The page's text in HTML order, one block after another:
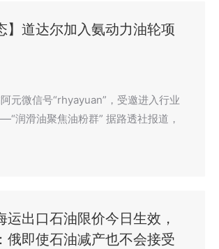
】道达尔加入氨动力油轮项
元微信号“rhyayuan”，受邀进入行业
润滑油聚焦油粉群” 据路透社报道，
运出口石油限价今日生效，
俄即使石油减产也不会接受